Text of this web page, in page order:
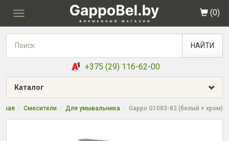
Toggle
(0)
НАЙТИ
+375 (29) 116-62-00
Каталог
Смесители Для умывальника Gappo G1083-82 (белый + хром)